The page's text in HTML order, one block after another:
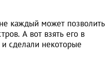
каждый может позволить
А вот взять его в
сделали некоторые